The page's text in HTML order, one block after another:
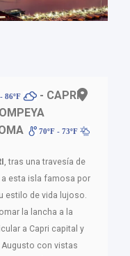
86ºF - CAPRI
70ºF - 73ºF
, tras una travesía de
esta isla famosa por
estilo de vida lujoso.
la lancha a la
a Capri capital y
con vistas